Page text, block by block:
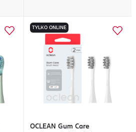
TYLKO ONLINE
OCLEAN Gum Care